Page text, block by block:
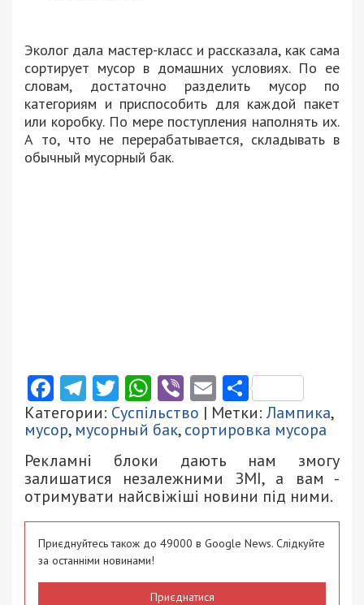
Эколог дала мастер-класс и рассказала, как сама
сортирует мусор в домашних условиях. По ее
словам, достаточно разделить мусор по
категориям и приспособить для каждой пакет
или коробку. По мере поступления наполнять их.
А то, что не перерабатывается, складывать в
обычный мусорный бак.
Facebook
Telegram
Twitter
WhatsApp
ViberEmail
Категории: Суспільство | Метки:Лампика,
мусор, мусорный бак,сортировка мусора
Рекламні блоки дають нам змогу
залишатися незалежними ЗМІ, а вам -
отримувати найсвіжіші новини під ними.
Приєднуйтесь також до 49000 в Google News. Слідкуйте
за останніми новинами!
Приєднатися